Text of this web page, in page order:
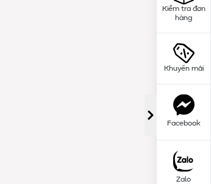
Kiểm tra đơn
hàng
Khuyến mãi
Facebook
Zalo